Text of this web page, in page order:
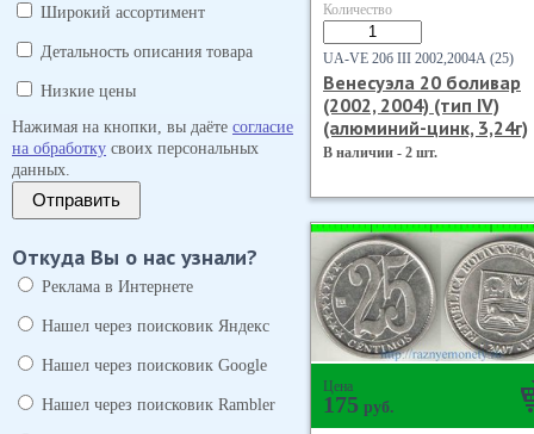
Широкий ассортимент
Детальность описания товара
Низкие цены
Нажимая на кнопки, вы даёте согласие
на обработку своих персональных
данных.
Отправить
Откуда Вы о нас узнали?
Реклама в Интернете
Нашел через поисковик Яндекс
Нашел через поисковик Google
Нашел через поисковик Rambler
Количество
UA-VE 20б III 2002,2004А (25)
Венесуэла 20 боливар
(2002, 2004) (тип IV)
(алюминий-цинк, 3,24г)
В наличии - 2 шт.
Цена
175 руб.